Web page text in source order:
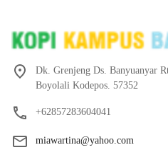
Dk. Grenjeng Ds. Banyuanyar
Boyolali Kodepos. 57352
+62857283604041
miawartina@yahoo.com